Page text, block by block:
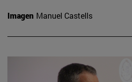
Imagen Manuel Castells